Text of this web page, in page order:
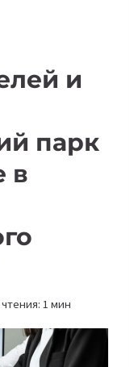
и
парк
в
1 мин